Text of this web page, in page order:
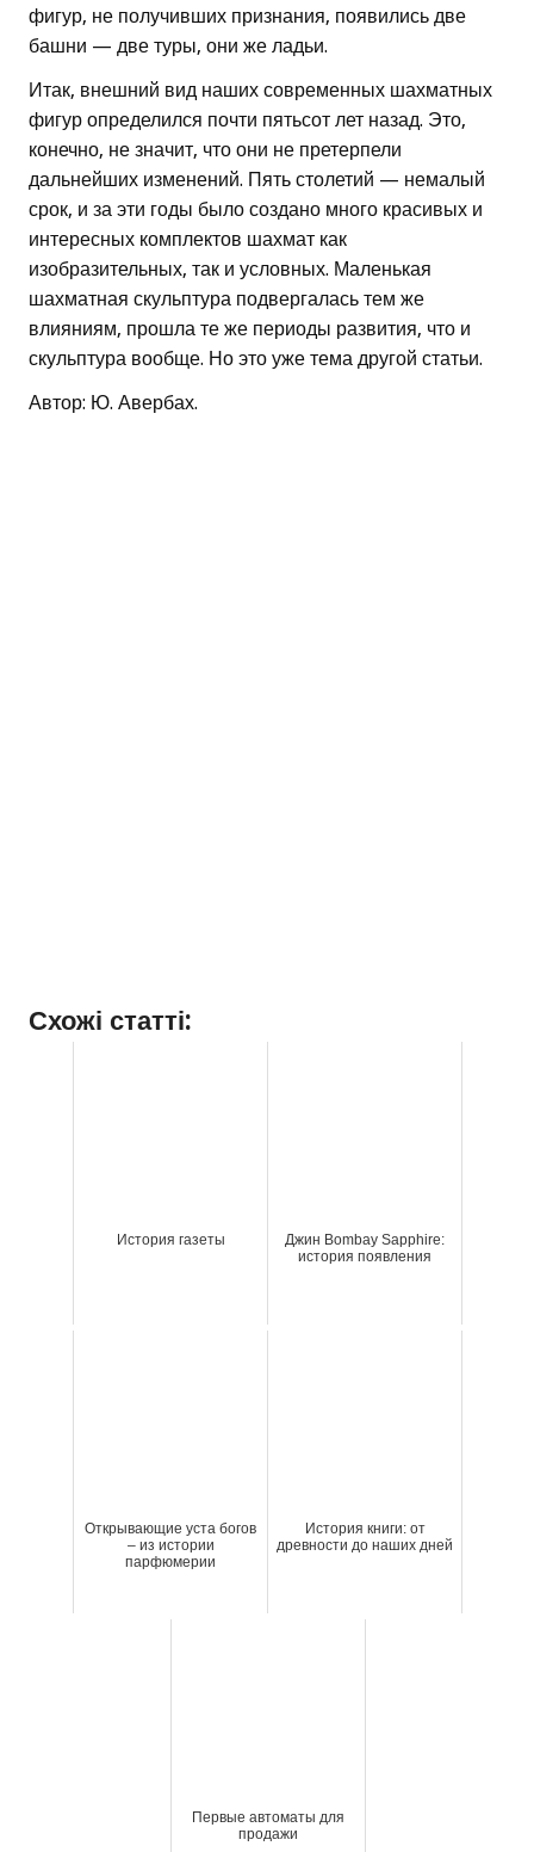
фигур, не получивших признания, появились две
башни — две туры, они же ладьи.
Итак, внешний вид наших современных шахматных
фигур определился почти пятьсот лет назад. Это,
конечно, не значит, что они не претерпели
дальнейших изменений. Пять столетий — немалый
срок, и за эти годы было создано много красивых и
интересных комплектов шахмат как
изобразительных, так и условных. Маленькая
шахматная скульптура подвергалась тем же
влияниям, прошла те же периоды развития, что и
скульптура вообще. Но это уже тема другой статьи.
Автор: Ю. Авербах.
Схожі статті:
История газеты
Джин Bombay Sapphire:
история появления
Открывающие уста богов
– из истории
парфюмерии
История книги: от
древности до наших дней
Первые автоматы для
продажи